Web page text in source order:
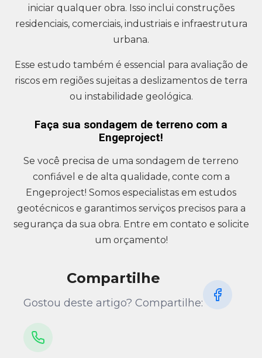
iniciar qualquer obra. Isso inclui construções
residenciais, comerciais, industriais e infraestrutura
urbana.
Esse estudo também é essencial para avaliação de
riscos em regiões sujeitas a deslizamentos de terra
ou instabilidade geológica.
Faça sua sondagem de terreno com a
Engeproject!
Se você precisa de uma sondagem de terreno
confiável e de alta qualidade, conte com a
Engeproject! Somos especialistas em estudos
geotécnicos e garantimos serviços precisos para a
segurança da sua obra. Entre em contato e solicite
um orçamento!
Compartilhe
Gostou deste artigo? Compartilhe: